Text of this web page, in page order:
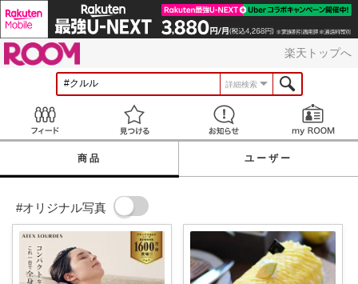
楽天トップへ
詳細検索
見つける お知らせ
商品 ユーザー
#オリジナル写真